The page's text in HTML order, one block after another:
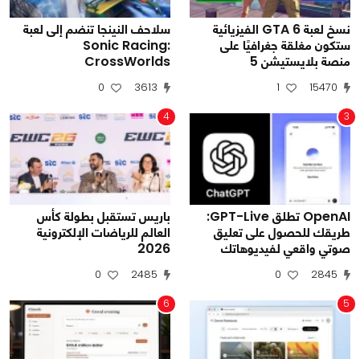
نسخ لعبة GTA 6 الفيزيائية
ستكون مغلقة جغرافيًا على
منصة بلايستيشن 5
15470
1
سلاحف النينجا تنضم إلى لعبة
Sonic Racing:
CrossWorlds
3613
0
3
OpenAI تطلق GPT-Live:
طريقك للحصول على تعليق
صوتي واقعي لفيديوهاتك
2845
0
4
باريس تستقبل بطولة كأس
العالم للرياضات الإلكترونية
2026
2485
0
5
6